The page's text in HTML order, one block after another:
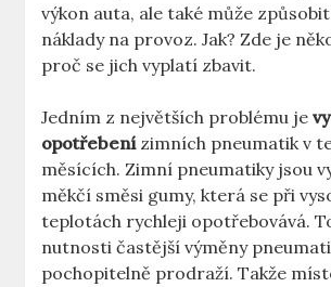
výkon auta, ale také může
náklady na provoz. Jak? Zde je
proč se jich vyplatí zbavit.
Jedním z největších problému je
opotřebenízimních pneumatik v
měsících. Zimní pneumatiky jsou
měkčí směsi gumy, která se při
teplotách rychleji opotřebovává.
nutnosti častější výměny
pochopitelně prodraží. Takže